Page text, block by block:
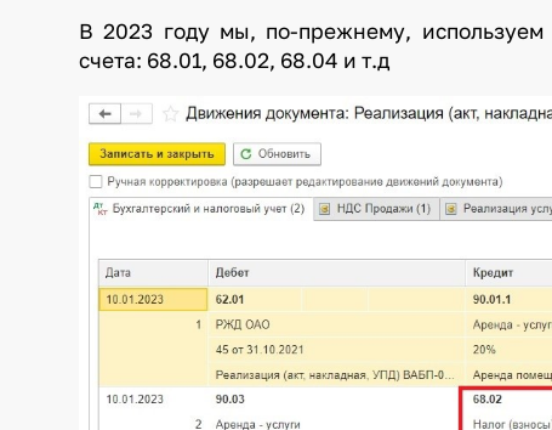
В 2023 году мы, по-прежнему,
счета: 68.01, 68.02, 68.04 и т.д